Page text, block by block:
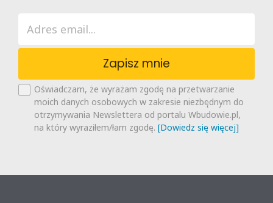
Zapisz mnie
Oświadczam, że wyrażam zgodę na przetwarzanie
moich danych osobowych w zakresie niezbędnym do
otrzymywania Newslettera od portalu Wbudowie.pl,
na który wyraziłem/łam zgodę. [Dowiedz się więcej]